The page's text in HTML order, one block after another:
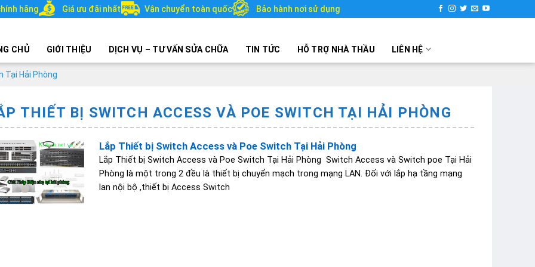
hãng Giá ưu đãi nhất Vận chuyển toàn quốc Bảo hành nơi sử dụng
CHỦ GIỚI THIỆU DỊCH VỤ – TƯ VẤN SỬA CHỮA TIN TỨC HỖ TRỢ NHÀ THẦU LIÊN HỆ
Tại Hải Phòng
THIẾT BỊ SWITCH ACCESS VÀ POE SWITCH TẠI HẢI PHÒNG
Lắp Thiết bị Switch Access và Poe Switch Tại Hải Phòng
Lắp Thiết bị Switch Access và Poe Switch Tại Hải Phòng Switch Access và Switch poe Tại Hải
Phòng là một trong 2 đều là thiết bị chuyển mạch trong mạng LAN. Đối với lắp hạ tầng mạng
lan nội bộ ,thiết bị Access Switch